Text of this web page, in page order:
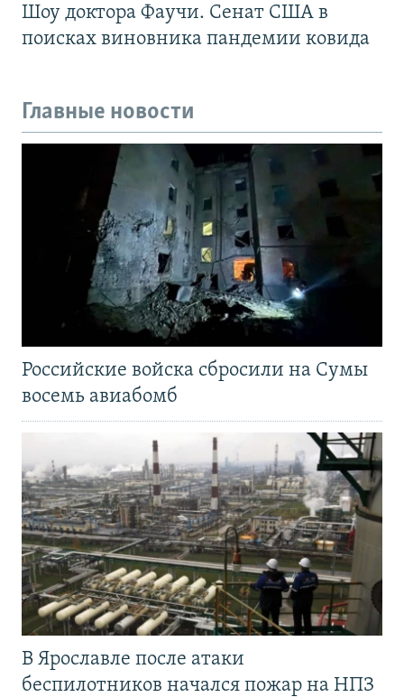
Шоу доктора Фаучи. Сенат США в
поисках виновника пандемии ковида
Главные новости
Российские войска сбросили на Сумы
восемь авиабомб
В Ярославле после атаки
беспилотников начался пожар на НПЗ